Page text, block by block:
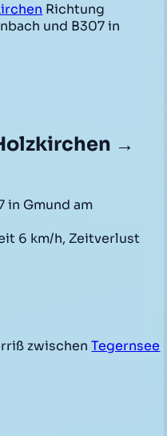
Richtung
und B307 in
→
in Gmund am
6 km/h, Zeitverlust
zwischenTegernsee